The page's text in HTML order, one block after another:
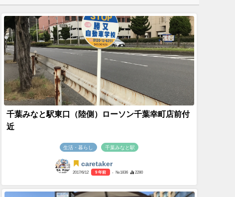
千葉みなと駅東口（陸側）ローソン千葉幸町店前付
近
生活・暮らし 千葉みなと駅
caretaker
2017/6/12 9 年前 - №1836 2280